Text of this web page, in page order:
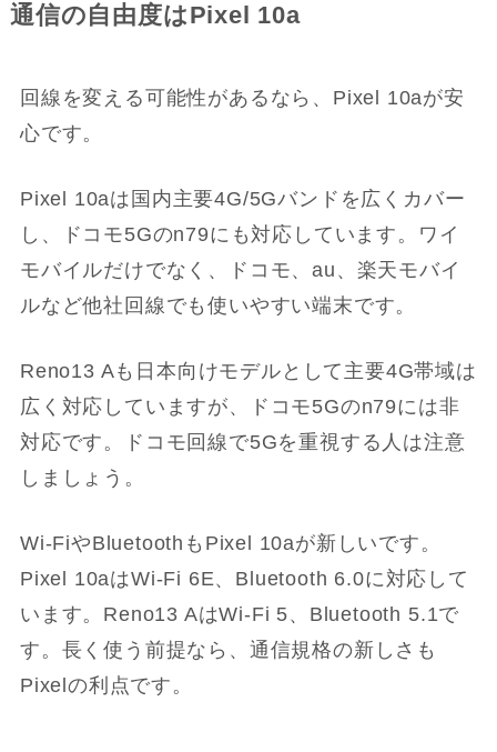
通信の自由度はPixel 10a
回線を変える可能性があるなら、Pixel 10aが安
心です。
Pixel 10aは国内主要4G/5Gバンドを広くカバー
し、ドコモ5Gのn79にも対応しています。ワイ
モバイルだけでなく、ドコモ、au、楽天モバイ
ルなど他社回線でも使いやすい端末です。
Reno13 Aも日本向けモデルとして主要4G帯域は
広く対応していますが、ドコモ5Gのn79には非
対応です。ドコモ回線で5Gを重視する人は注意
しましょう。
Wi-FiやBluetoothもPixel 10aが新しいです。
Pixel 10aはWi-Fi 6E、Bluetooth 6.0に対応して
います。Reno13 AはWi-Fi 5、Bluetooth 5.1で
す。長く使う前提なら、通信規格の新しさも
Pixelの利点です。